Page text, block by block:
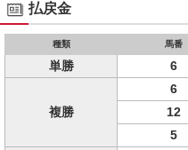
払戻金
種類 馬番
単勝 6
複勝
6
12
5